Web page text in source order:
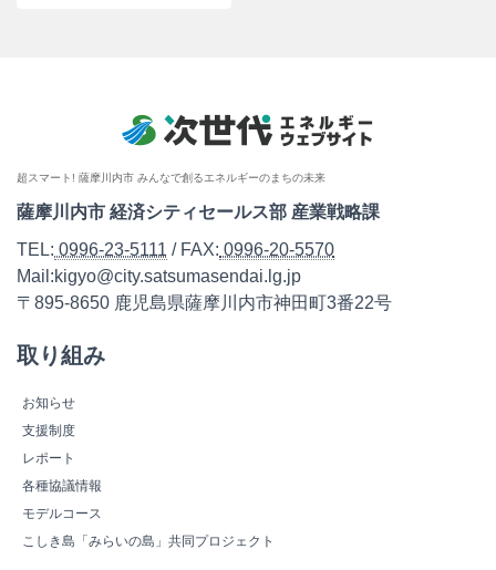
超スマート! 薩摩川内市 みんなで創るエネルギーのまちの未来
薩摩川内市 経済シティセールス部 産業戦略課
TEL: 0996-23-5111 / FAX: 0996-20-5570
Mail:kigyo@city.satsumasendai.lg.jp
〒895-8650 鹿児島県薩摩川内市神田町3番22号
取り組み
お知らせ
支援制度
レポート
各種協議情報
モデルコース
こしき島「みらいの島」共同プロジェクト